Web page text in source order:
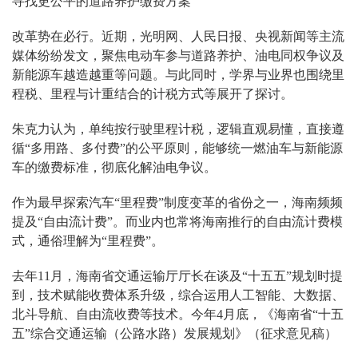
改革势在必行。近期，光明网、人民日报、央视新闻等主流
媒体纷纷发文，聚焦电动车参与道路养护、油电同权争议及
新能源车越造越重等问题。与此同时，学界与业界也围绕里
程税、里程与计重结合的计税方式等展开了探讨。
朱克力认为，单纯按行驶里程计税，逻辑直观易懂，直接遵
循“多用路、多付费”的公平原则，能够统一燃油车与新能源
车的缴费标准，彻底化解油电争议。
作为最早探索汽车“里程费”制度变革的省份之一，海南频频
提及“自由流计费”。而业内也常将海南推行的自由流计费模
式，通俗理解为“里程费”。
去年11月，海南省交通运输厅厅长在谈及“十五五”规划时提
到，技术赋能收费体系升级，综合运用人工智能、大数据、
北斗导航、自由流收费等技术。今年4月底，《海南省“十五
五”综合交通运输（公路水路）发展规划》（征求意见稿）